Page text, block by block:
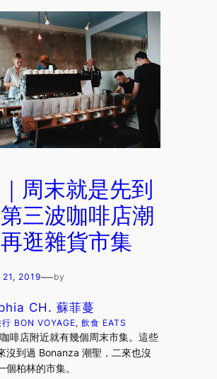
周末就是先到
三波咖啡店潮
逛雜貨市集
21, 2019—by
CH. 蘇菲蔓
行 BON VOYAGE, 飲食 EATS
啡店附近就有幾個周末市集。這些
沒到過 Bonanza 潮聖，二來也沒
個柏林的市集。